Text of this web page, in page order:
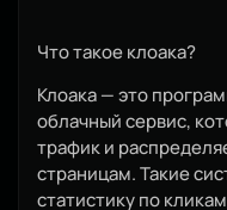
Что такое клоака?
Клоака — это
облачный сервис,
трафик и
страницам. Такие
статистику по